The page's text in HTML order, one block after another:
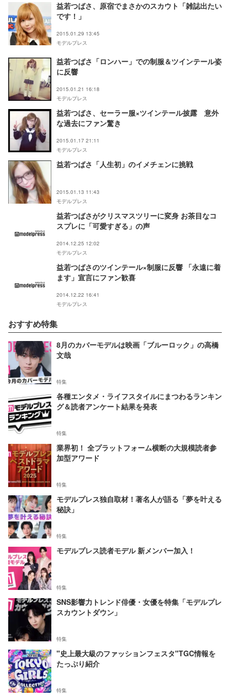
益若つばさ、原宿でまさかのスカウト「雑誌出たい
です！」
2015.01.29 13:45
モデルプレス
益若つばさ「ロンハー」での制服＆ツインテール姿
に反響
2015.01.21 16:18
モデルプレス
益若つばさ、セーラー服×ツインテール披露 意外
な過去にファン驚き
2015.01.17 21:11
モデルプレス
益若つばさ「人生初」のイメチェンに挑戦
2015.01.13 11:43
モデルプレス
益若つばさがクリスマスツリーに変身 お茶目なコ
スプレに「可愛すぎる」の声
2014.12.25 12:02
モデルプレス
益若つばさのツインテール×制服に反響 「永遠に着
ます」宣言にファン歓喜
2014.12.22 16:41
モデルプレス
おすすめ特集
8月のカバーモデルは映画「ブルーロック」の高橋
文哉
特集
各種エンタメ・ライフスタイルにまつわるランキン
グ＆読者アンケート結果を発表
特集
業界初！ 全プラットフォーム横断の大規模読者参
加型アワード
特集
モデルプレス独自取材！著名人が語る「夢を叶える
秘訣」
特集
モデルプレス読者モデル 新メンバー加入！
特集
SNS影響力トレンド俳優・女優を特集「モデルプレ
スカウントダウン」
特集
"史上最大級のファッションフェスタ"TGC情報を
たっぷり紹介
特集